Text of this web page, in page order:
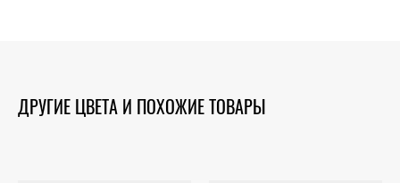
ДРУГИЕ ЦВЕТА И ПОХОЖИЕ ТОВАРЫ